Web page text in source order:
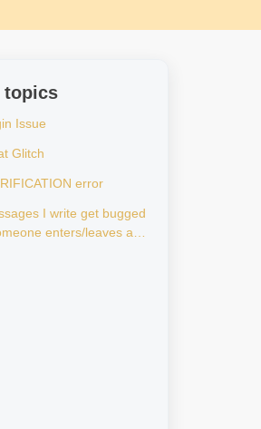
topics
Issue
Glitch
error
I write get bugged
enters/leaves a